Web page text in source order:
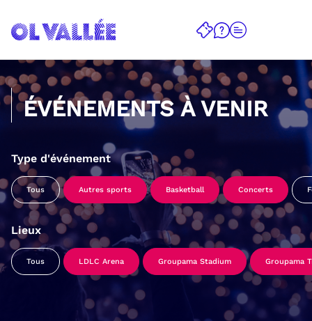
ÉVÉNEMENTS À VENIR
Type d'événement
Tous Autres sports Basketball Concerts
Lieux
Tous LDLC Arena Groupama Stadium Groupama